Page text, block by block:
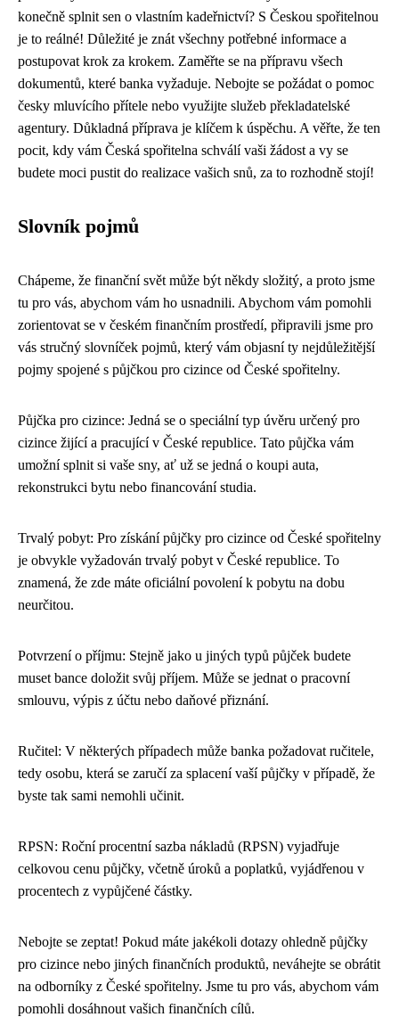
konečně splnit sen o vlastním kadeřnictví? S Českou spořitelnou
je to reálné! Důležité je znát všechny potřebné informace a
postupovat krok za krokem. Zaměřte se na přípravu všech
dokumentů, které banka vyžaduje. Nebojte se požádat o pomoc
česky mluvícího přítele nebo využijte služeb překladatelské
agentury. Důkladná příprava je klíčem k úspěchu. A věřte, že ten
pocit, kdy vám Česká spořitelna schválí vaši žádost a vy se
budete moci pustit do realizace vašich snů, za to rozhodně stojí!
Slovník pojmů
Chápeme, že finanční svět může být někdy složitý, a proto jsme
tu pro vás, abychom vám ho usnadnili. Abychom vám pomohli
zorientovat se v českém finančním prostředí, připravili jsme pro
vás stručný slovníček pojmů, který vám objasní ty nejdůležitější
pojmy spojené s půjčkou pro cizince od České spořitelny.
Půjčka pro cizince: Jedná se o speciální typ úvěru určený pro
cizince žijící a pracující v České republice. Tato půjčka vám
umožní splnit si vaše sny, ať už se jedná o koupi auta,
rekonstrukci bytu nebo financování studia.
Trvalý pobyt: Pro získání půjčky pro cizince od České spořitelny
je obvykle vyžadován trvalý pobyt v České republice. To
znamená, že zde máte oficiální povolení k pobytu na dobu
neurčitou.
Potvrzení o příjmu: Stejně jako u jiných typů půjček budete
muset bance doložit svůj příjem. Může se jednat o pracovní
smlouvu, výpis z účtu nebo daňové přiznání.
Ručitel: V některých případech může banka požadovat ručitele,
tedy osobu, která se zaručí za splacení vaší půjčky v případě, že
byste tak sami nemohli učinit.
RPSN: Roční procentní sazba nákladů (RPSN) vyjadřuje
celkovou cenu půjčky, včetně úroků a poplatků, vyjádřenou v
procentech z vypůjčené částky.
Nebojte se zeptat! Pokud máte jakékoli dotazy ohledně půjčky
pro cizince nebo jiných finančních produktů, neváhejte se obrátit
na odborníky z České spořitelny. Jsme tu pro vás, abychom vám
pomohli dosáhnout vašich finančních cílů.